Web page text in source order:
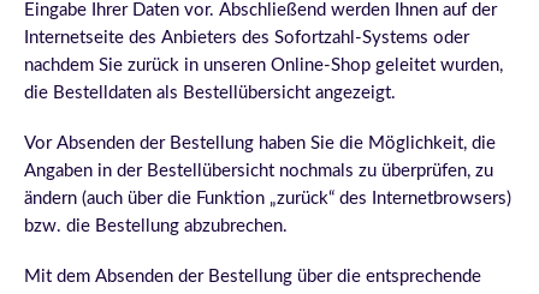
Eingabe Ihrer Daten vor. Abschließend werden Ihnen auf der
Internetseite des Anbieters des Sofortzahl-Systems oder
nachdem Sie zurück in unseren Online-Shop geleitet wurden,
die Bestelldaten als Bestellübersicht angezeigt.
Vor Absenden der Bestellung haben Sie die Möglichkeit, die
Angaben in der Bestellübersicht nochmals zu überprüfen, zu
ändern (auch über die Funktion „zurück“ des Internetbrowsers)
bzw. die Bestellung abzubrechen.
Mit dem Absenden der Bestellung über die entsprechende